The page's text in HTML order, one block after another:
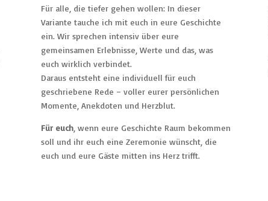
Für alle, die tiefer gehen wollen: In dieser
Variante tauche ich mit euch in eure Geschichte
ein. Wir sprechen intensiv über eure
gemeinsamen Erlebnisse, Werte und das, was
euch wirklich verbindet.
Daraus entsteht eine individuell für euch
geschriebene Rede – voller eurer persönlichen
Momente, Anekdoten und Herzblut.
Für euch, wenn eure Geschichte Raum bekommen
soll und ihr euch eine Zeremonie wünscht, die
euch und eure Gäste mitten ins Herz trifft.